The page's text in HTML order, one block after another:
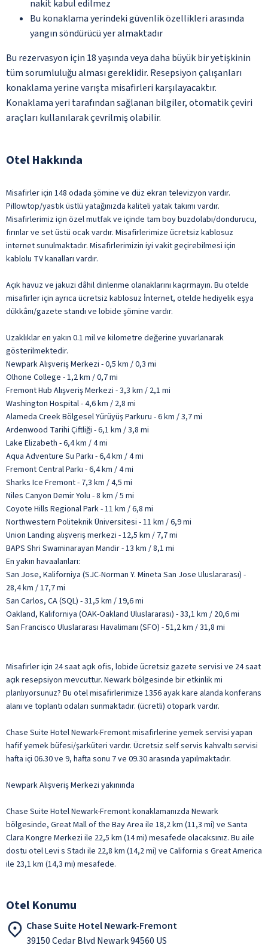
nakit kabul edilmez
Bu konaklama yerindeki güvenlik özellikleri arasında
yangın söndürücü yer almaktadır
Bu rezervasyon için 18 yaşında veya daha büyük bir yetişkinin
tüm sorumluluğu alması gereklidir. Resepsiyon çalışanları
konaklama yerine varışta misafirleri karşılayacaktır.
Konaklama yeri tarafından sağlanan bilgiler, otomatik çeviri
araçları kullanılarak çevrilmiş olabilir.
Otel Hakkında
Misafirler için 148 odada şömine ve düz ekran televizyon vardır.
Pillowtop/yastık üstlü yatağınızda kaliteli yatak takımı vardır.
Misafirlerimiz için özel mutfak ve içinde tam boy buzdolabı/dondurucu,
fırınlar ve set üstü ocak vardır. Misafirlerimize ücretsiz kablosuz
internet sunulmaktadır. Misafirlerimizin iyi vakit geçirebilmesi için
kablolu TV kanalları vardır.
Açık havuz ve jakuzi dâhil dinlenme olanaklarını kaçırmayın. Bu otelde
misafirler için ayrıca ücretsiz kablosuz İnternet, otelde hediyelik eşya
dükkânı/gazete standı ve lobide şömine vardır.
Uzaklıklar en yakın 0.1 mil ve kilometre değerine yuvarlanarak
gösterilmektedir.
Newpark Alışveriş Merkezi - 0,5 km / 0,3 mi
Olhone College - 1,2 km / 0,7 mi
Fremont Hub Alışveriş Merkezi - 3,3 km / 2,1 mi
Washington Hospital - 4,6 km / 2,8 mi
Alameda Creek Bölgesel Yürüyüş Parkuru - 6 km / 3,7 mi
Ardenwood Tarihi Çiftliği - 6,1 km / 3,8 mi
Lake Elizabeth - 6,4 km / 4 mi
Aqua Adventure Su Parkı - 6,4 km / 4 mi
Fremont Central Parkı - 6,4 km / 4 mi
Sharks Ice Fremont - 7,3 km / 4,5 mi
Niles Canyon Demir Yolu - 8 km / 5 mi
Coyote Hills Regional Park - 11 km / 6,8 mi
Northwestern Politeknik Üniversitesi - 11 km / 6,9 mi
Union Landing alışveriş merkezi - 12,5 km / 7,7 mi
BAPS Shri Swaminarayan Mandir - 13 km / 8,1 mi
En yakın havaalanları:
San Jose, Kaliforniya (SJC-Norman Y. Mineta San Jose Uluslararası) -
28,4 km / 17,7 mi
San Carlos, CA (SQL) - 31,5 km / 19,6 mi
Oakland, Kaliforniya (OAK-Oakland Uluslararası) - 33,1 km / 20,6 mi
San Francisco Uluslararası Havalimanı (SFO) - 51,2 km / 31,8 mi
Misafirler için 24 saat açık ofis, lobide ücretsiz gazete servisi ve 24 saat
açık resepsiyon mevcuttur. Newark bölgesinde bir etkinlik mi
planlıyorsunuz? Bu otel misafirlerimize 1356 ayak kare alanda konferans
alanı ve toplantı odaları sunmaktadır. (ücretli) otopark vardır.
Chase Suite Hotel Newark-Fremont misafirlerine yemek servisi yapan
hafif yemek büfesi/şarküteri vardır. Ücretsiz self servis kahvaltı servisi
hafta içi 06.30 ve 9, hafta sonu 7 ve 09.30 arasında yapılmaktadır.
Newpark Alışveriş Merkezi yakınında
Chase Suite Hotel Newark-Fremont konaklamanızda Newark
bölgesinde, Great Mall of the Bay Area ile 18,2 km (11,3 mi) ve Santa
Clara Kongre Merkezi ile 22,5 km (14 mi) mesafede olacaksınız. Bu aile
dostu otel Levi s Stadı ile 22,8 km (14,2 mi) ve California s Great America
ile 23,1 km (14,3 mi) mesafede.
Otel Konumu
Chase Suite Hotel Newark-Fremont
39150 Cedar Blvd Newark 94560 US